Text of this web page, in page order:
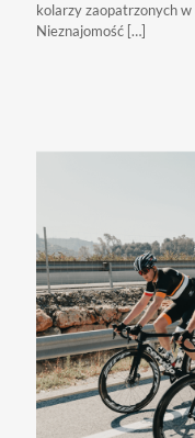
kolarzy zaopatrzonych
Nieznajomość […]